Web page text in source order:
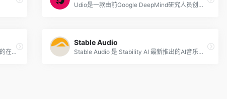
Udio是一款由前Google DeepMind研究人员创立的人工智能音乐生成器，旨在让任何人都能够轻松地创作出具有情感共鸣的音乐。该AI音乐生成工具能够根据用户输入的文本提示，包括音乐风格、主题、歌词等信息，快速生成包含人声的完整音轨。
Mubert是一个简单好用的人工智能生成音乐的在线网站，可以帮助创作者将AI生成的音乐应用于视频内容、播客和应用程序等。用户只需在Mubert Render网页上，可以输入任何文本描述内容，如风格、流派或情绪的名称，该AI音乐生成器将生成一条持续时间长达 25 分钟的合适曲目。
Stable Audio
Stable Audio 是 Stability AI 最新推出的AI音乐生成工具，允许用户通过简单的 Web 界面使用 AI 技术生成原创音乐和音效。